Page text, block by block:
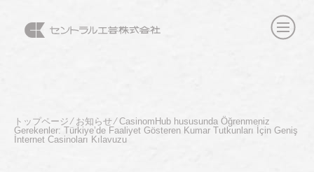
トップページ⁄ お知らせ⁄CasinomHub hususunda Öğrenmeniz
Gerekenler: Türkiye’de Faaliyet Gösteren Kumar Tutkunları İçin Geniş
İnternet Casinoları Kılavuzu